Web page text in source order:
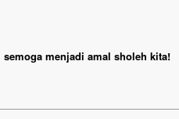
menjadi amal sholeh kita!